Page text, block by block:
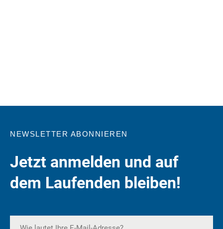
NEWSLETTER ABONNIEREN
Jetzt anmelden und auf
dem Laufenden bleiben!